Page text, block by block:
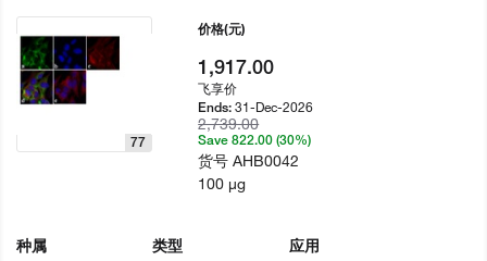
77
种属
类型
应用
价格(元)
1,917.00
飞享价
Ends:31-Dec-2026
2,739.00
Save 822.00 (30%)
货号AHB0042
100 µg